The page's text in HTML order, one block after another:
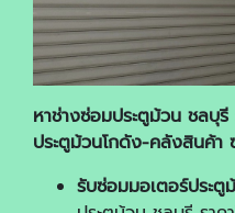
หาช่างซ่อมประตูม้วน ชลบุ
ประตูม้วนโกดัง-คลังสินค้า
รับซ่อมมอเตอร์ประตู